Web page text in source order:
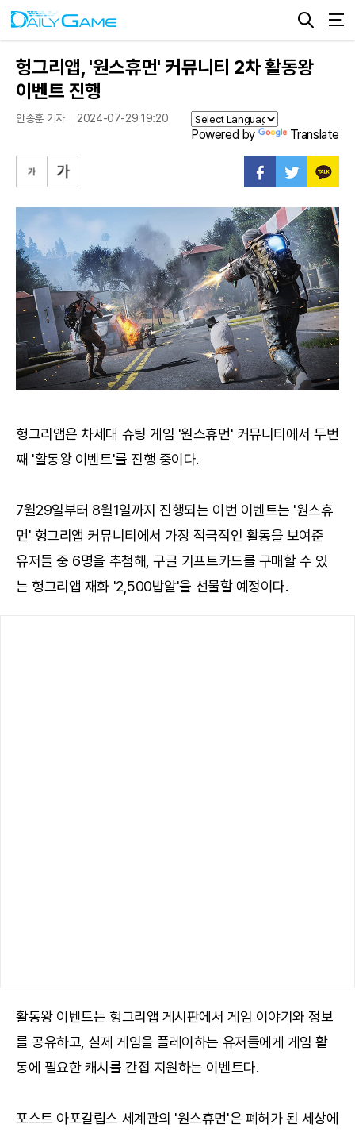
헝그리앱, '원스휴먼' 커뮤니티 2차 활동왕
이벤트 진행
안종훈 기자 2024-07-29 19:20
Powered by Translate
헝그리앱은 차세대 슈팅 게임 '원스휴먼' 커뮤니티에서 두번
째 '활동왕 이벤트'를 진행 중이다.
7월29일부터 8월1일까지 진행되는 이번 이벤트는 '원스휴
먼' 헝그리앱 커뮤니티에서 가장 적극적인 활동을 보여준
유저들 중 6명을 추첨해, 구글 기프트카드를 구매할 수 있
는 헝그리앱 재화 '2,500밥알'을 선물할 예정이다.
활동왕 이벤트는 헝그리앱 게시판에서 게임 이야기와 정보
를 공유하고, 실제 게임을 플레이하는 유저들에게 게임 활
동에 필요한 캐시를 간접 지원하는 이벤트다.
포스트 아포칼립스 세계관의 '원스휴먼'은 폐허가 된 세상에